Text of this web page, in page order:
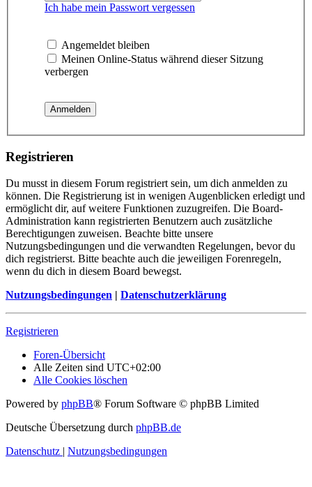
Ich habe mein Passwort vergessen
Angemeldet bleiben
Meinen Online-Status während dieser Sitzung
verbergen
Registrieren
Du musst in diesem Forum registriert sein, um dich anmelden zu
können. Die Registrierung ist in wenigen Augenblicken erledigt und
ermöglicht dir, auf weitere Funktionen zuzugreifen. Die Board-
Administration kann registrierten Benutzern auch zusätzliche
Berechtigungen zuweisen. Beachte bitte unsere
Nutzungsbedingungen und die verwandten Regelungen, bevor du
dich registrierst. Bitte beachte auch die jeweiligen Forenregeln,
wenn du dich in diesem Board bewegst.
Nutzungsbedingungen | Datenschutzerklärung
Registrieren
Foren-Übersicht
Alle Zeiten sind UTC+02:00
Alle Cookies löschen
Powered by phpBB® Forum Software © phpBB Limited
Deutsche Übersetzung durch phpBB.de
Datenschutz | Nutzungsbedingungen